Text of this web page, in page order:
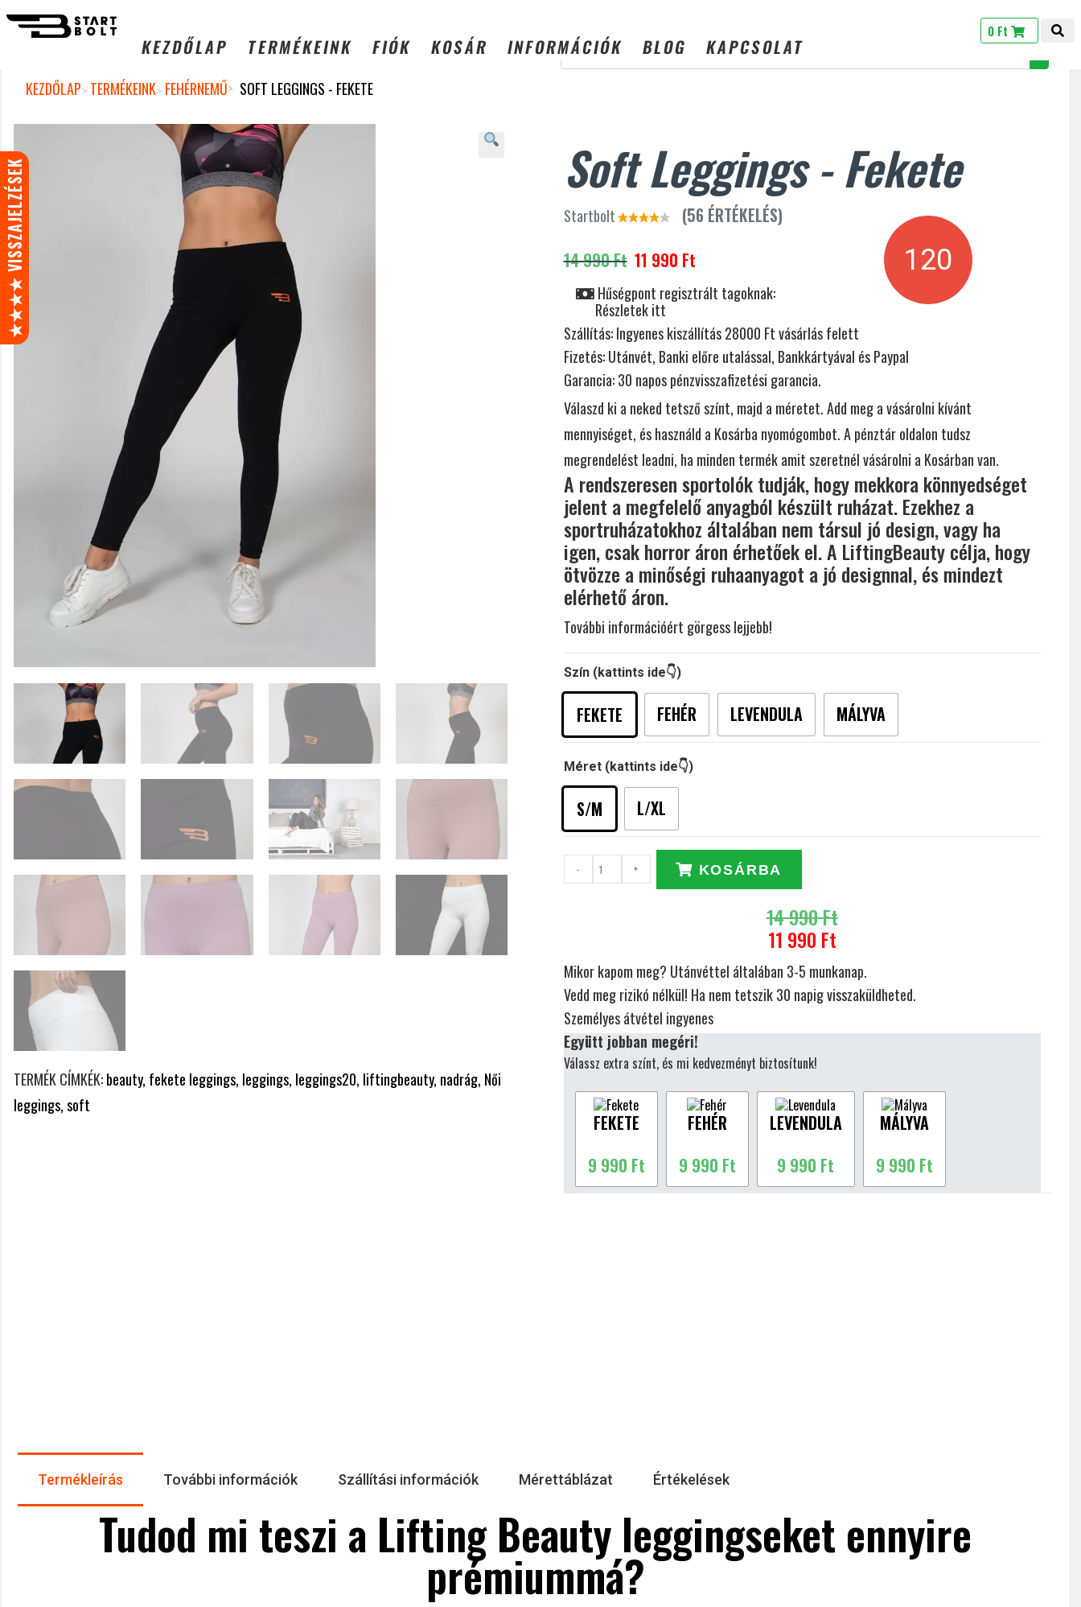
ISTEN HOZTA, ACTIVEWEAR MAGYAR WEBSHOP!
KEZDŐLAP TERMÉKEINK FIÓK KOSÁR INFORMÁCIÓK BLOG KAPCSOLAT
0 Ft
KEZDŐLAP TERMÉKEINK FEHÉRNEMŰ SOFT LEGGINGS - FEKETE
TERMÉK CÍMKÉK:beauty, fekete leggings, leggings, leggings20, liftingbeauty, nadrág, Női
leggings,soft
Soft Leggings - Fekete
Startbolt
(56 ÉRTÉKELÉS)
14 990 Ft 11 990 Ft 120
Hűségpont regisztrált tagoknak:
Részletek itt
Szállítás:Ingyenes kiszállítás 28000 Ft vásárlás felett
Fizetés:Utánvét, Banki előre utalással, Bankkártyával és Paypal
Garancia:30 napos pénzvisszafizetési garancia.
Válaszd ki a neked tetsző színt, majd a méretet. Add meg a vásárolni kívánt
mennyiséget, és használd a Kosárba nyomógombot. A pénztár oldalon tudsz
megrendelést leadni, ha minden termék amit szeretnél vásárolni a Kosárban van.
A rendszeresen sportolók tudják, hogy mekkora könnyedséget
jelent a megfelelő anyagból készült ruházat. Ezekhez a
sportruházatokhoz általában nem társul jó design, vagy ha
igen, csak horror áron érhetőek el. A LiftingBeauty célja, hogy
ötvözze a minőségi ruhaanyagot a jó designnal, és mindezt
elérhető áron.
További információért görgess lejjebb!
Szín (kattints ide👇)
FEKETE FEHÉR LEVENDULA MÁLYVA
Méret (kattints ide👇)
S/M L/XL
- + KOSÁRBA
14 990 Ft
11 990 Ft
Mikor kapom meg? Utánvéttel általában 3-5 munkanap.
Vedd meg rizikó nélkül! Ha nem tetszik 30 napig visszaküldheted.
Személyes átvétel ingyenes
Együtt jobban megéri!
Válassz extra színt, és mi kedvezményt biztosítunk!
FEKETE
9 990 Ft
FEHÉR
9 990 Ft
LEVENDULA
9 990 Ft
MÁLYVA
9 990 Ft
Termékleírás További információk Szállítási információk Mérettáblázat Értékelések
Tudod mi teszi a Lifting Beauty leggingseket ennyire
prémiummá?
★★★★ VISSZAJELZÉSEK